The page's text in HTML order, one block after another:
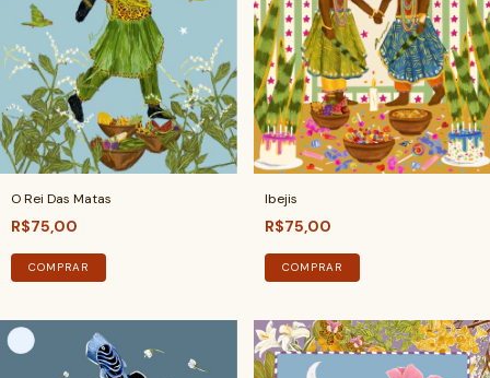
O Rei Das Matas
R$75,00
COMPRAR
Ibejis
R$75,00
COMPRAR